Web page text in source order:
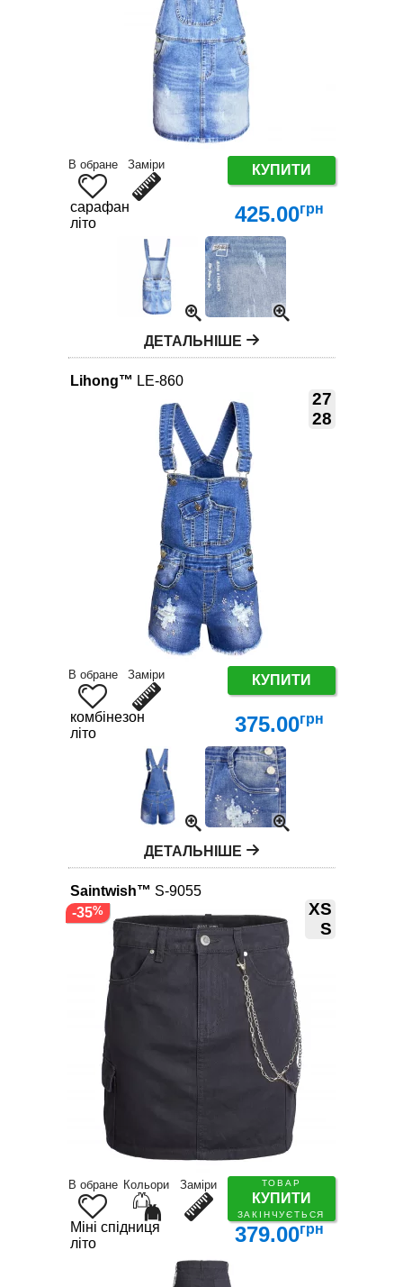
В обране Заміри КУПИТИ
сарафан
літо
425.00грн
ДЕТАЛЬНІШЕ
Lihong™ LE-860
27
28
В обране Заміри КУПИТИ
комбінезон
літо
375.00грн
ДЕТАЛЬНІШЕ
Saintwish™ S-9055
XS
S
В обране Кольори Заміри ТОВАР
КУПИТИ
ЗАКІНЧУЄТЬСЯ
Міні спідниця
літо
379.00грн
-35